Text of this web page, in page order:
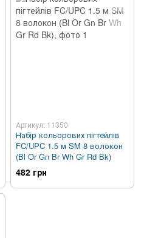
Артикул: 11350
Набір кольорових пігтейлів
FC/UPC 1.5 м SM 8 волокон
(Bl Or Gn Br Wh Gr Rd Bk)
482 грн